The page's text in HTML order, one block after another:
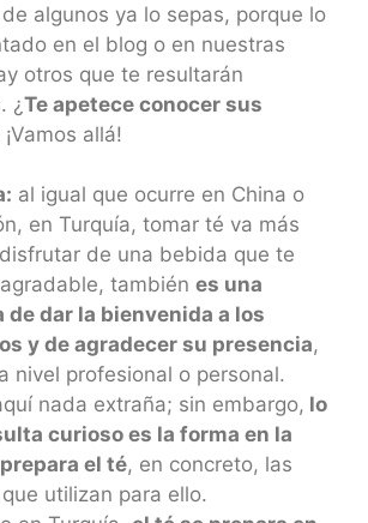
algunos ya lo sepas, porque lo
en el blog o en nuestras
otros que te resultarán
¿Te apetece conocer sus
¡Vamos allá!
al igual que ocurre en China o
en Turquía, tomar té va más
de una bebida que te
también es una
de dar la bienvenida a los
y de agradecer su presencia,
nivel profesional o personal.
nada extraña; sin embargo, lo
curioso es la forma en la
el té, en concreto, las
utilizan para ello.